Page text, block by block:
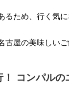
るため、行く気
古屋の美味しいご
コンパルの